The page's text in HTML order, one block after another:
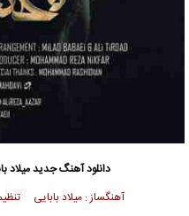
دانلود آهنگ جدیدمیلاد
آهنگساز : میلاد بابایی